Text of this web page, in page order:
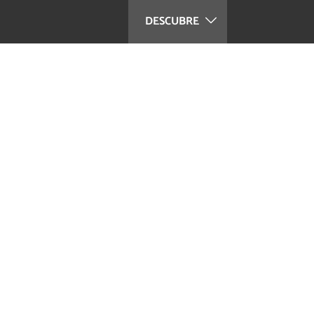
DESCUBRE